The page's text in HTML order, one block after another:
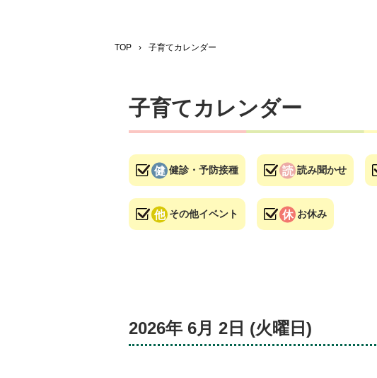
TOP › 子育てカレンダー
子育てカレンダー
健診・予防接種 読み聞かせ
その他イベント お休み
2026年 6月 2日 (火曜日 )